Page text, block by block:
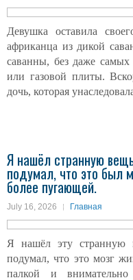
Девушка оставила
африканца из дикой
саванны, без даже
или газовой плиты.
дочь, которая
Я нашёл странную
подумал, что это был
более пугающей.
July 16, 2026 Главная
Я нашёл эту странную
подумал, что это мозг
палкой и